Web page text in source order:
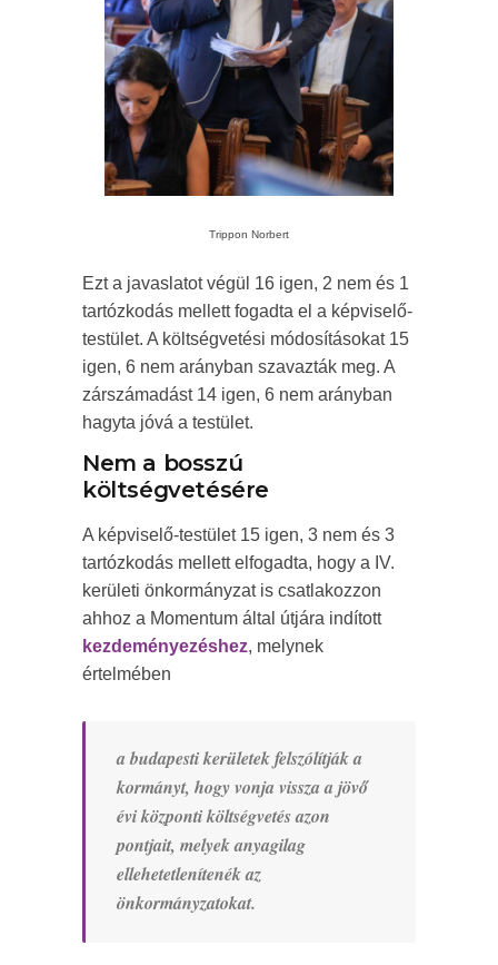
Trippon Norbert
Ezt a javaslatot végül 16 igen, 2 nem és 1
tartózkodás mellett fogadta el a képviselő-
testület. A költségvetési módosításokat 15
igen, 6 nem arányban szavazták meg. A
zárszámadást 14 igen, 6 nem arányban
hagyta jóvá a testület.
Nem a bosszú
költségvetésére
A képviselő-testület 15 igen, 3 nem és 3
tartózkodás mellett elfogadta, hogy a IV.
kerületi önkormányzat is csatlakozzon
ahhoz a Momentum által útjára indított
kezdeményezéshez, melynek
értelmében
a budapesti kerületek felszólítják a
kormányt, hogy vonja vissza a jövő
évi központi költségvetés azon
pontjait, melyek anyagilag
ellehetetlenítenék az
önkormányzatokat.